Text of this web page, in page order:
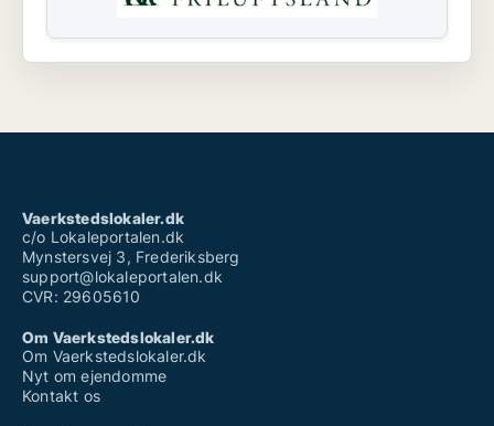
Vaerkstedslokaler.dk
c/o Lokaleportalen.dk
Mynstersvej 3, Frederiksberg
support@lokaleportalen.dk
CVR: 29605610
Om Vaerkstedslokaler.dk
Om Vaerkstedslokaler.dk
Nyt om ejendomme
Kontakt os